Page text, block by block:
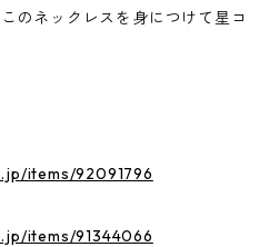
のネックレスを身につけて星コ
items/92091796
items/91344066